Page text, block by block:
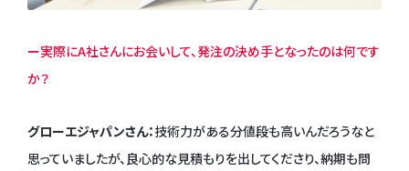
ー実際にA社さんにお会いして、発注の決め手となったのは何です
か？
グローエジャパンさん：技術力がある分値段も高いんだろうなと
思っていましたが、良心的な見積もりを出してくださり、納期も問